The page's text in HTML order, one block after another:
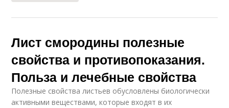
Лист смородины полезные
свойства и противопоказания.
Польза и лечебные свойства
Полезные свойства листьев обусловлены биологически
активными веществами, которые входят в их